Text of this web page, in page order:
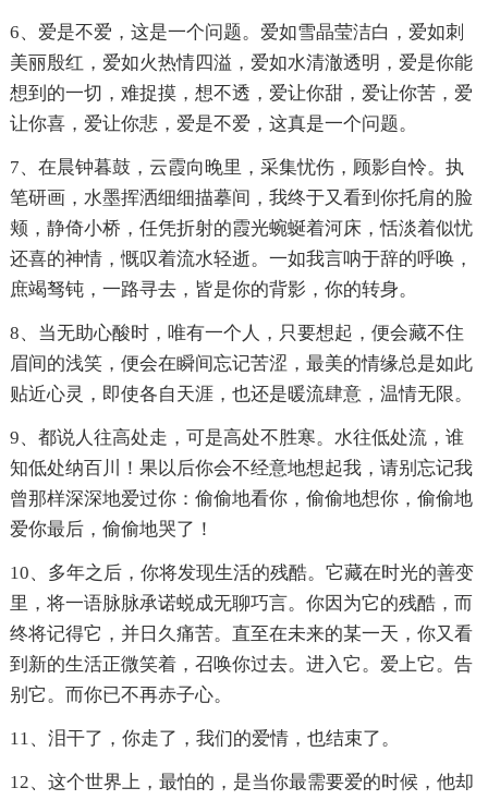
6、爱是不爱，这是一个问题。爱如雪晶莹洁白，爱如刺
美丽殷红，爱如火热情四溢，爱如水清澈透明，爱是你能
想到的一切，难捉摸，想不透，爱让你甜，爱让你苦，爱
让你喜，爱让你悲，爱是不爱，这真是一个问题。
7、在晨钟暮鼓，云霞向晚里，采集忧伤，顾影自怜。执
笔研画，水墨挥洒细细描摹间，我终于又看到你托肩的脸
颊，静倚小桥，任凭折射的霞光蜿蜒着河床，恬淡着似忧
还喜的神情，慨叹着流水轻逝。一如我言呐于辞的呼唤，
庶竭驽钝，一路寻去，皆是你的背影，你的转身。
8、当无助心酸时，唯有一个人，只要想起，便会藏不住
眉间的浅笑，便会在瞬间忘记苦涩，最美的情缘总是如此
贴近心灵，即使各自天涯，也还是暖流肆意，温情无限。
9、都说人往高处走，可是高处不胜寒。水往低处流，谁
知低处纳百川！果以后你会不经意地想起我，请别忘记我
曾那样深深地爱过你：偷偷地看你，偷偷地想你，偷偷地
爱你最后，偷偷地哭了！
10、多年之后，你将发现生活的残酷。它藏在时光的善变
里，将一语脉脉承诺蜕成无聊巧言。你因为它的残酷，而
终将记得它，并日久痛苦。直至在未来的某一天，你又看
到新的生活正微笑着，召唤你过去。进入它。爱上它。告
别它。而你已不再赤子心。
11、泪干了，你走了，我们的爱情，也结束了。
12、这个世界上，最怕的，是当你最需要爱的时候，他却